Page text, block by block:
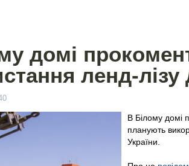
домі
ленд-лізу
В Білому домі
планують
України.